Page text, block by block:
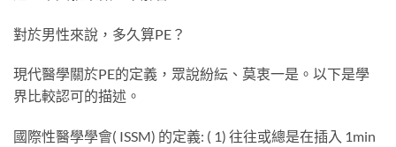
對於男性來說，多久算PE？
現代醫學關於PE的定義，眾說紛紜、莫衷一是。以下是學
界比較認可的描述。
國際性醫學學會( ISSM) 的定義: ( 1) 往往或總是在插入 1min